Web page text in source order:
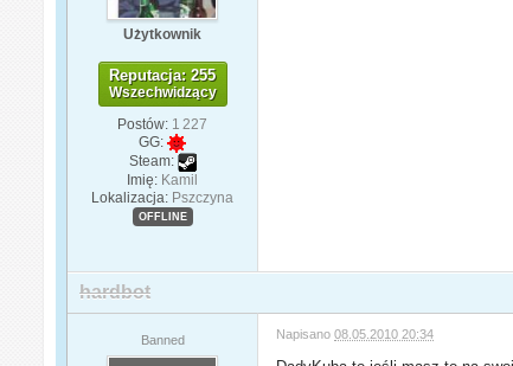
Użytkownik
Reputacja: 255
Wszechwidzący
Postów: 1 227
GG:
Steam:
Imię: Kamil
Lokalizacja: Pszczyna
OFFLINE
hardbot
Banned Napisano08.05.2010 20:34